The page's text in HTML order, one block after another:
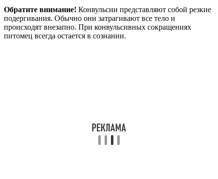
Обратите внимание! Конвульсии представляют собой резкие
подергивания. Обычно они затрагивают все тело и
происходят внезапно. При конвульсивных сокращениях
питомец всегда остается в сознании.